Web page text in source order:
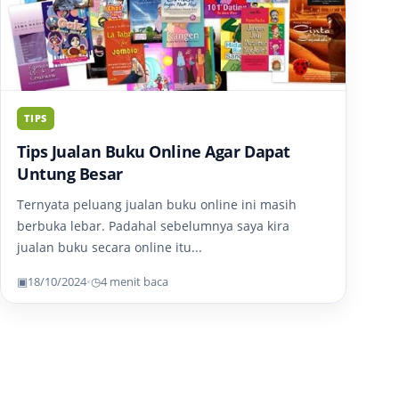
TIPS
Tips Jualan Buku Online Agar Dapat
Untung Besar
Ternyata peluang jualan buku online ini masih
berbuka lebar. Padahal sebelumnya saya kira
jualan buku secara online itu...
▣18/10/2024•◷4 menit baca